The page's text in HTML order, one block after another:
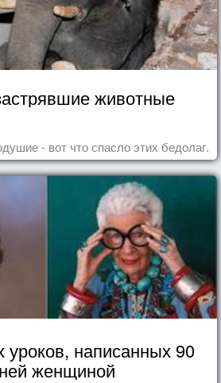
животные
- вот что спасло этих бедолаг.
уроков, написанных 90
женщиной